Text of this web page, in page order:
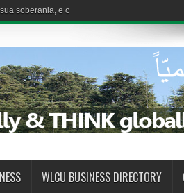
soberania, e o Estado demonstra sua
WLCU BUSINESS DIRECTORY